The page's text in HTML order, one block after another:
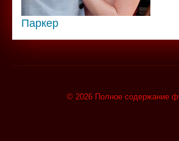
Паркер
© 2026 Полное содержание